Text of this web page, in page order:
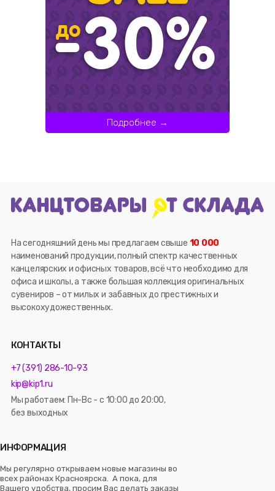
Подробнее →
На сегодняшний день мы предлагаем свыше 10 000
наименований продукции, полный спектр качественных
канцелярских и офисных товаров, всё что необходимо для
офиса и школы, а также большая коллекция оригинальных
сувениров – от милых и забавных до престижных и
высокохудожественных.
КОНТАКТЫ
+7 (391) 286-10-93
kip@kip1.ru
Мы работаем: Пн-Вс - с 10:00 до 20:00,
без выходных
ИНФОРМАЦИЯ
Мы регулярно открываем новые магазины во
всех районах Красноярска. А пока, для
Вашего удобства, просим Вас делать заказы